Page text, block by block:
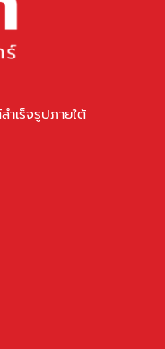
เร็จรูปภายใต้